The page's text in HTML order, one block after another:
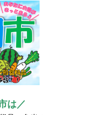
は／